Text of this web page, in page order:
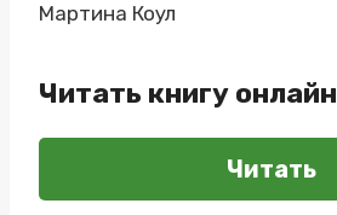
Мартина Коул
Читать книгу онлайн
Читать